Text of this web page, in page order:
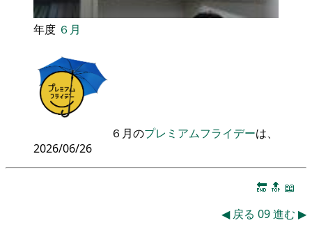
年度 ６月
６月のプレミアムフライデーは、
2026/06/26
🔚 🔝 📖
◀ 戻る 09進む ▶